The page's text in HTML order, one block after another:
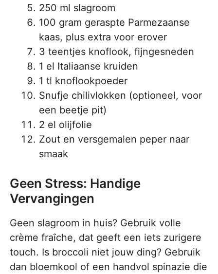
250 ml slagroom
100 gram geraspte Parmezaanse
kaas, plus extra voor erover
3 teentjes knoflook, fijngesneden
1 el Italiaanse kruiden
1 tl knoflookpoeder
Snufje chilivlokken (optioneel, voor
een beetje pit)
2 el olijfolie
Zout en versgemalen peper naar
smaak
Geen Stress: Handige
Vervangingen
Geen slagroom in huis? Gebruik volle
crème fraîche, dat geeft een iets zurigere
touch. Is broccoli niet jouw ding? Gebruik
dan bloemkool of een handvol spinazie die